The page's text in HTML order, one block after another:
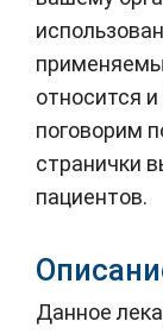
относится
поговорим
странички
пациентов.
Данное